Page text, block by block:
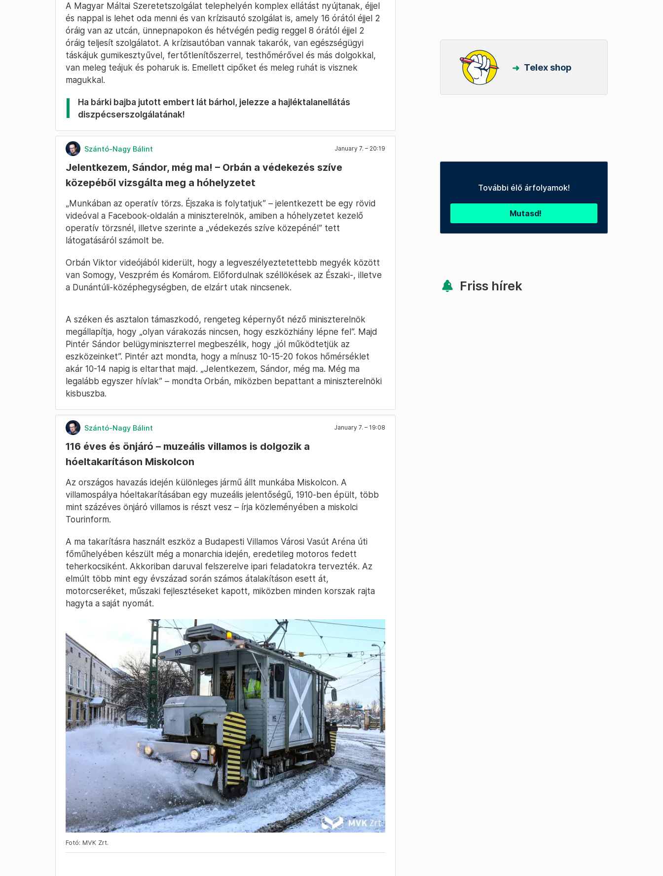
A Magyar Máltai Szeretetszolgálat telephelyén komplex ellátást nyújtanak, éjjel
és nappal is lehet oda menni és van krízisautó szolgálat is, amely 16 órától éjjel 2
óráig van az utcán, ünnepnapokon és hétvégén pedig reggel 8 órától éjjel 2
óráig teljesít szolgálatot. A krízisautóban vannak takarók, van egészségügyi
táskájuk gumikesztyűvel, fertőtlenítőszerrel, testhőmérővel és más dolgokkal,
van meleg teájuk és poharuk is. Emellett cipőket és meleg ruhát is visznek
magukkal.
Ha bárki bajba jutott embert lát bárhol, jelezze a hajléktalanellátás
diszpécserszolgálatának!
Szántó-Nagy Bálint January 7. – 20:19
Jelentkezem, Sándor, még ma! – Orbán a védekezés szíve
közepéből vizsgálta meg a hóhelyzetet
„Munkában az operatív törzs. Éjszaka is folytatjuk” – jelentkezett be egy rövid
videóval a Facebook-oldalán a miniszterelnök, amiben a hóhelyzetet kezelő
operatív törzsnél, illetve szerinte a „védekezés szíve közepénél” tett
látogatásáról számolt be.
Orbán Viktor videójából kiderült, hogy a legveszélyeztetettebb megyék között
van Somogy, Veszprém és Komárom. Előfordulnak széllökések az Északi-, illetve
a Dunántúli-középhegységben, de elzárt utak nincsenek.
A széken és asztalon támaszkodó, rengeteg képernyőt néző miniszterelnök
megállapítja, hogy „olyan várakozás nincsen, hogy eszközhiány lépne fel”. Majd
Pintér Sándor belügyminiszterrel megbeszélik, hogy „jól működtetjük az
eszközeinket”. Pintér azt mondta, hogy a mínusz 10-15-20 fokos hőmérséklet
akár 10-14 napig is eltarthat majd. „Jelentkezem, Sándor, még ma. Még ma
legalább egyszer hívlak” – mondta Orbán, miközben bepattant a miniszterelnöki
kisbuszba.
Szántó-Nagy Bálint January 7. – 19:08
116 éves és önjáró – muzeális villamos is dolgozik a
hóeltakarításon Miskolcon
Az országos havazás idején különleges jármű állt munkába Miskolcon. A
villamospálya hóeltakarításában egy muzeális jelentőségű, 1910-ben épült, több
mint százéves önjáró villamos is részt vesz – írja közleményében a miskolci
Tourinform.
A ma takarításra használt eszköz a Budapesti Villamos Városi Vasút Aréna úti
főműhelyében készült még a monarchia idején, eredetileg motoros fedett
teherkocsiként. Akkoriban daruval felszerelve ipari feladatokra tervezték. Az
elmúlt több mint egy évszázad során számos átalakításon esett át,
motorcseréket, műszaki fejlesztéseket kapott, miközben minden korszak rajta
hagyta a saját nyomát.
Fotó: MVK Zrt.
Telex shop
További élő árfolyamok!
Mutasd!
Friss hírek